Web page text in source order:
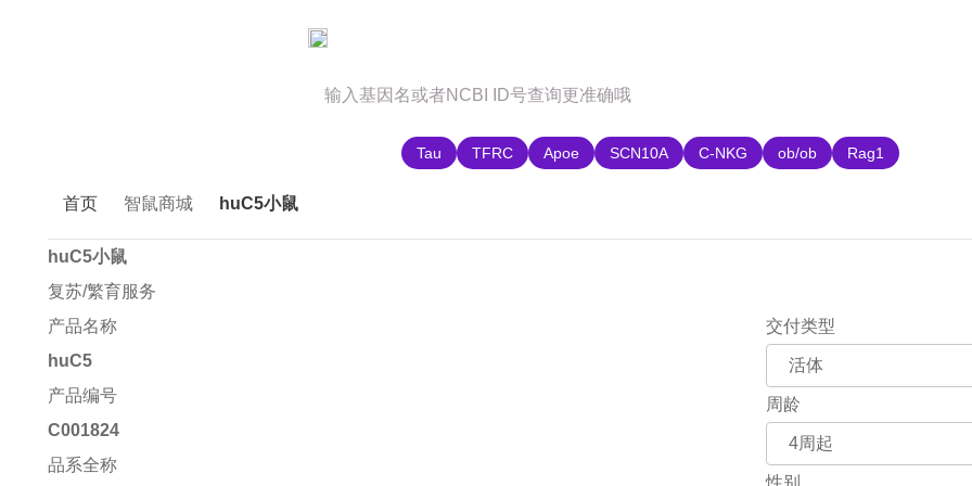
Tau TFRC Apoe SCN10A C-NKG ob/ob Rag1
首页 智鼠商城 huC5小鼠
huC5小鼠
复苏/繁育服务
产品名称
huC5
产品编号
C001824
品系全称
交付类型
周龄
性别